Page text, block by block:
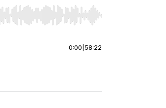
to jump to start or end. Hold shift to jump
0:00 58:22